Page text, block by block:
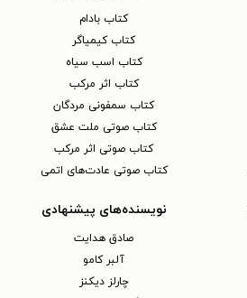
کتاب بادام
کتاب کیمیاگر
کتاب اسب سیاه
کتاب اثر مرکب
کتاب سمفونی مردگان
کتاب صوتی ملت عشق
کتاب صوتی اثر مرکب
کتاب صوتی عادت‌های اتمی
نویسنده‌های پیشنهادی
صادق هدایت
آلبر کامو
چارلز دیکنز